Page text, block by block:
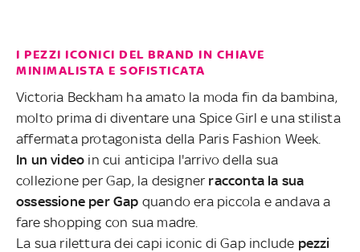
I PEZZI ICONICI DEL BRAND IN CHIAVE
MINIMALISTA E SOFISTICATA
Victoria Beckham ha amato la moda fin da bambina,
molto prima di diventare una Spice Girl e una stilista
affermata protagonista della Paris Fashion Week.
In un video in cui anticipa l'arrivo della sua
collezione per Gap, la designer racconta la sua
ossessione per Gap quando era piccola e andava a
fare shopping con sua madre.
La sua rilettura dei capi iconic di Gap include pezzi